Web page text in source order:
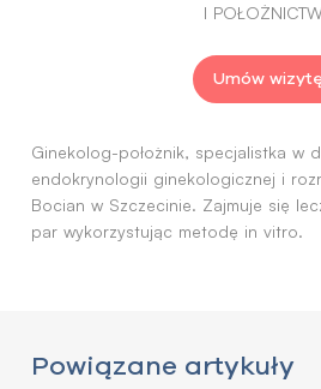
I
Umów wizytę
Ginekolog-położnik, specjalistka w
endokrynologii ginekologicznej i
Bocian w Szczecinie. Zajmuje się
par wykorzystując metodę in vitro.
Powiązane artykuły